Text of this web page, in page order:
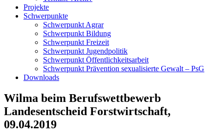
Projekte
Schwerpunkte
Schwerpunkt Agrar
Schwerpunkt Bildung
Schwerpunkt Freizeit
Schwerpunkt Jugendpolitik
Schwerpunkt Öffentlichkeitsarbeit
Schwerpunkt Prävention sexualisierte Gewalt – PsG
Downloads
Wilma beim Berufswettbewerb
Landesentscheid Forstwirtschaft,
09.04.2019